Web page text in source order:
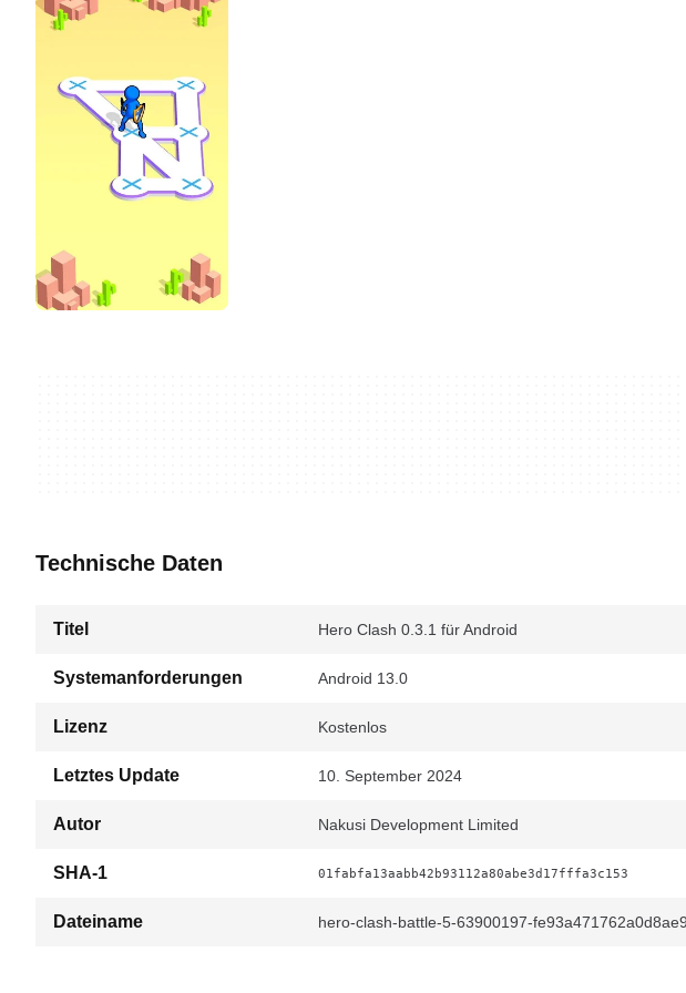
Technische Daten
Titel Hero Clash 0.3.1 für Android
Systemanforderungen Android 13.0
Lizenz Kostenlos
Letztes Update 10. September 2024
Autor Nakusi Development Limited
SHA-1 01fabfa13aabb42b93112a80abe3d17fffa3c153
Dateiname hero-clash-battle-5-63900197-